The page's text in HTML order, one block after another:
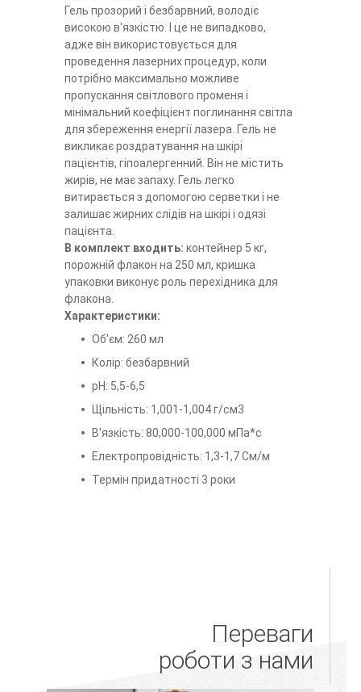
Гель прозорий і безбарвний, володіє
високою в'язкістю. І це не випадково,
адже він використовується для
проведення лазерних процедур, коли
потрібно максимально можливе
пропускання світлового променя і
мінімальний коефіцієнт поглинання світла
для збереження енергії лазера. Гель не
викликає роздратування на шкірі
пацієнтів, гіпоалергенний. Він не містить
жирів, не має запаху. Гель легко
витирається з допомогою серветки і не
залишає жирних слідів на шкірі і одязі
пацієнта.
В комплект входить: контейнер 5 кг,
порожній флакон на 250 мл, кришка
упаковки виконує роль перехідника для
флакона.
Характеристики:
Об'єм: 260 мл
Колір: безбарвний
рН: 5,5-6,5
Щільність: 1,001-1,004 г/см3
В'язкість: 80,000-100,000 мПа*с
Електропровідність: 1,3-1,7 См/м
Термін придатності 3 роки
Переваги
роботи з нами